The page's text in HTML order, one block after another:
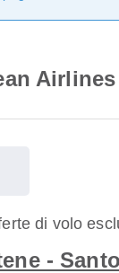
di volo
-